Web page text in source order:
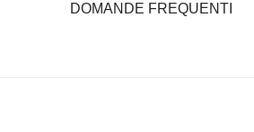
DOMANDE FREQUENTI